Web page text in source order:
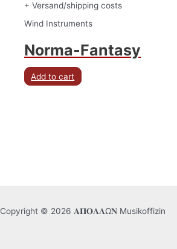
+ Versand/shipping costs
Wind Instruments
Norma-Fantasy
Add to cart
Copyright © 2026 𝚨𝚷𝚶𝚲𝚲Ω𝚴 Musikoffizin